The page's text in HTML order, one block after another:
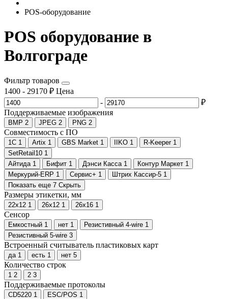
POS-оборудование
POS оборудование в
Волгограде
Фильтр товаров
1400 - 29170 ₽ Цена
-
₽
Поддерживаемые изображения
BMP 2 JPEG 2 PNG 2
Совместимость с ПО
1С 1 Artix 1 GBS Market 1 IIKO 1 R-Keeper 1
SetRetail10 1
Айтида 1 Бифит 1 Дэнси Касса 1 Контур Маркет 1
Меркурий-ERP 1 Сервис+ 1 Штрих Кассир-5 1
Показать еще 7 Скрыть
Размеры этикетки, мм
22х12 1 26х12 1 26х16 1
Сенсор
Емкостный 1 нет 1 Резистивный 4-wire 1
Резистивный 5-wire 3
Встроенный считыватель пластиковых карт
да 1 есть 1 нет 5
Количество строк
1 2 2 3
Поддерживаемые протоколы
CD5220 1 ESC/POS 1